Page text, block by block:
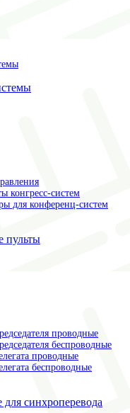
конгресс-систем
для конференц-систем
пульты
проводные
беспроводные
проводные
беспроводные
синхроперевода